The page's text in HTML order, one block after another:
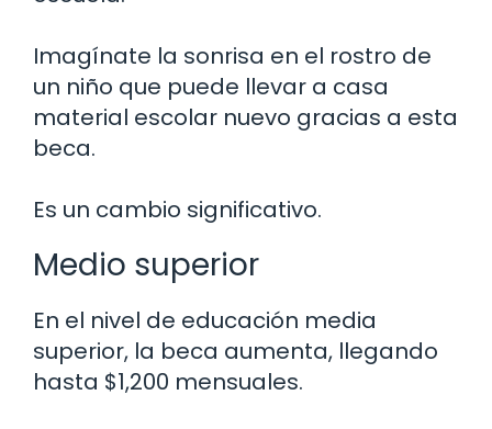
Imagínate la sonrisa en el rostro de
un niño que puede llevar a casa
material escolar nuevo gracias a esta
beca.
Es un cambio significativo.
Medio superior
En el nivel de educación media
superior, la beca aumenta, llegando
hasta $1,200 mensuales.